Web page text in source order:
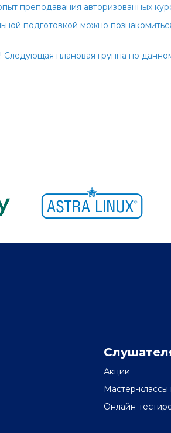
преподавания авторизованных
подготовкой можно
Следующая плановая группа по
Акции
Мастер-
Онлайн-